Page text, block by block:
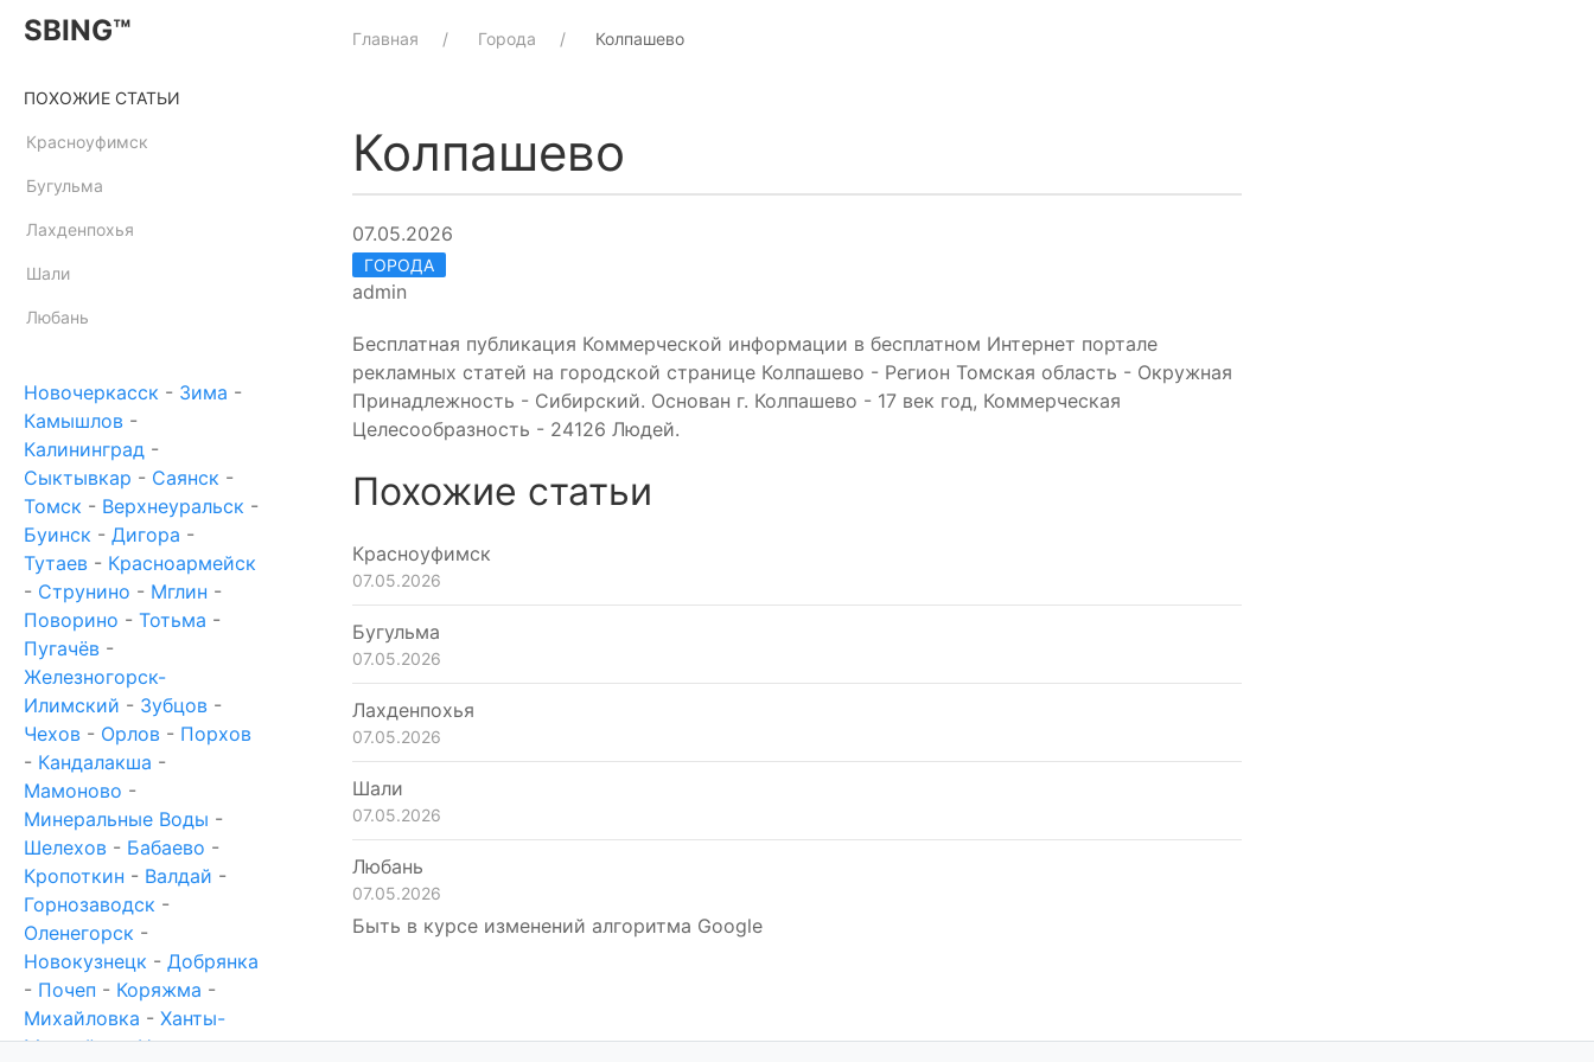
SBING™
ПОХОЖИЕ СТАТЬИ
Красноуфимск
Бугульма
Лахденпохья
Шали
Любань
Новочеркасск - Зима -
Камышлов -
Калининград -
Сыктывкар - Саянск -
Томск - Верхнеуральск -
Буинск - Дигора -
Тутаев - Красноармейск
- Струнино - Мглин -
Поворино - Тотьма -
Пугачёв -
Железногорск-
Илимский - Зубцов -
Чехов - Орлов - Порхов
- Кандалакша -
Мамоново -
Минеральные Воды -
Шелехов - Бабаево -
Кропоткин - Валдай -
Горнозаводск -
Оленегорск -
Новокузнецк - Добрянка
- Почеп - Коряжма -
Михайловка - Ханты-
Мансийск-Новотроицк
Главная Города Колпашево
Колпашево
07.05.2026
ГОРОДА
admin
Бесплатная публикация Коммерческой информации в бесплатном Интернет портале
рекламных статей на городской странице Колпашево - Регион Томская область - Окружная
Принадлежность - Сибирский. Основан г. Колпашево - 17 век год, Коммерческая
Целесообразность - 24126 Людей.
Похожие статьи
Красноуфимск
07.05.2026
Бугульма
07.05.2026
Лахденпохья
07.05.2026
Шали
07.05.2026
Любань
07.05.2026
Быть в курсе изменений алгоритма Google